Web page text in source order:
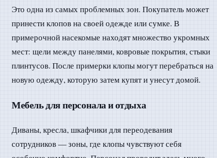
Это одна из самых проблемных зон. Покупатель может
принести клопов на своей одежде или сумке. В
примерочной насекомые находят множество укромных
мест: щели между панелями, ковровые покрытия, стыки
плинтусов. После примерки клопы могут перебраться на
новую одежду, которую затем купят и унесут домой.
Мебель для персонала и отдыха
Диваны, кресла, шкафчики для переодевания
сотрудников — зоны, где клопы чувствуют себя